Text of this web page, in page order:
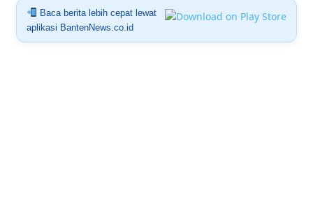
Baca berita lebih cepat lewat
aplikasi BantenNews.co.id